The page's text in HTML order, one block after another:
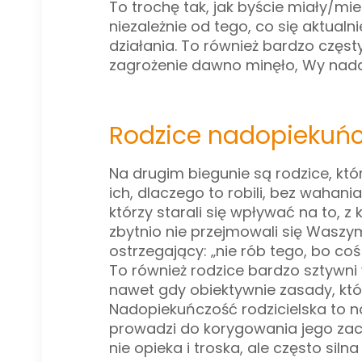
To trochę tak, jak byście miały/
niezależnie od tego, co się
działania. To również bardzo
zagrożenie dawno minęło, Wy
Rodzice
Na drugim biegunie są rodzice,
ich, dlaczego to robili, bez
którzy starali się wpływać na to,
zbytnio nie przejmowali się
ostrzegający: „nie rób tego, bo
To również rodzice bardzo
nawet gdy obiektywnie zasady,
Nadopiekuńczość rodzicielska to
prowadzi do korygowania jego
nie opieka i troska, ale często